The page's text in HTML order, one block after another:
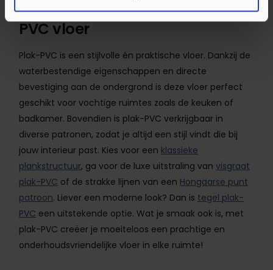
Voor iedere woonstijl een plak-
PVC vloer
Plak-PVC is een stijlvolle én praktische vloer. Dankzij de
waterbestendige eigenschappen en directe
bevestiging aan de ondergrond is deze vloer perfect
geschikt voor vochtige ruimtes zoals de keuken of
badkamer. Bovendien is plak-PVC verkrijgbaar in
diverse patronen, zodat je altijd een stijl vindt die bij
jouw interieur past. Kies voor een klassieke
plankstructuur, ga voor de luxe uitstraling van visgraat
plak-PVC of de strakke lijnen van een Hongaarse punt
patroon. Liever een moderne look? Dan is tegel plak-
PVC een uitstekende optie. Wat je smaak ook is, met
plak-PVC creëer je moeiteloos een prachtige en
onderhoudsvriendelijke vloer in elke ruimte!